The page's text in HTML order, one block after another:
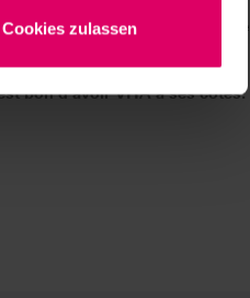
Cookies zulassen
saturation et leur teinte
. Le
bon d'avoir VITA à ses côtés.